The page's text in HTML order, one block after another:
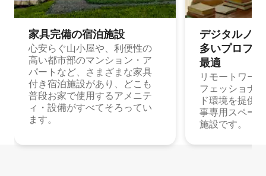
家具完備の宿⁠泊⁠施⁠設
心安らぐ山小屋や、利便性の
高い都市部のマンション・ア
パートなど、さまざまな家具
付き宿泊施設があり、どこも
普段お家で使用するアメニテ
ィ・設備がすべてそろってい
ます。
デジタルノ
多⁠いプ⁠ロ⁠フ⁠
最⁠適
リモートワー
フェッショナ
ド環境を提供
事専用スペー
施設です。